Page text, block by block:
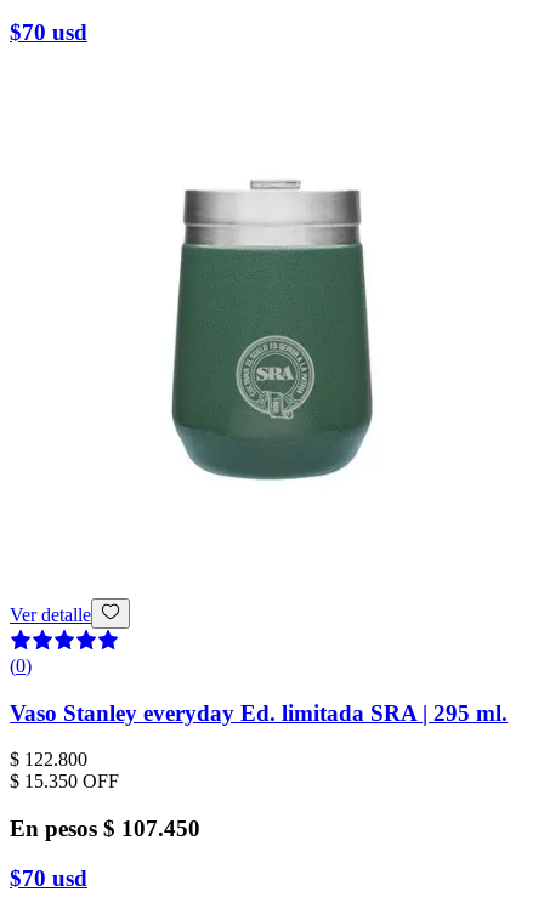
$70 usd
Ver detalle
(0)
Vaso Stanley everyday Ed. limitada SRA | 295 ml.
$ 122.800
$ 15.350 OFF
En pesos $ 107.450
$70 usd